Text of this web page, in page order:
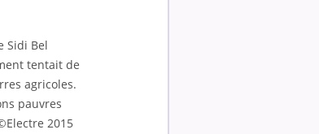
Sidi Bel
tentait de
agricoles.
pauvres
2015